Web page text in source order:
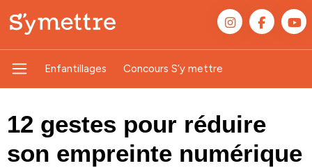
Enfantillages Concours S’y mettre
12 gestes pour réduire
son empreinte numérique